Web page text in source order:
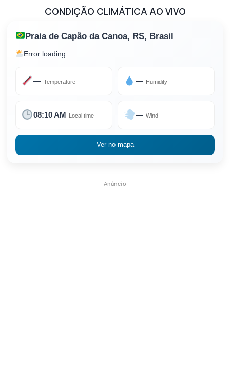
CONDIÇÃO CLIMÁTICA AO VIVO
Praia de Capão da Canoa, RS, Brasil
Error loading
— Temperature — Humidity
08:10 AM Local time — Wind
Ver no mapa
Anúncio